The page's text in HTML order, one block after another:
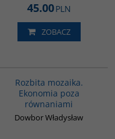
45.00PLN
ZOBACZ
Rozbita mozaika.
Ekonomia poza
równaniami
Dowbor Władysław